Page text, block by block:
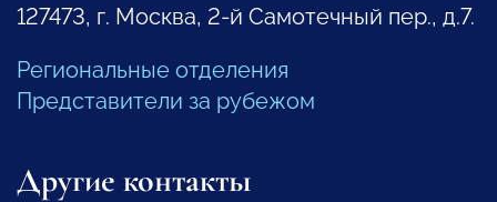
127473, г. Москва, 2-й Самотечный пер., д.7.
Региональные отделения
Представители за рубежом
Другие контакты